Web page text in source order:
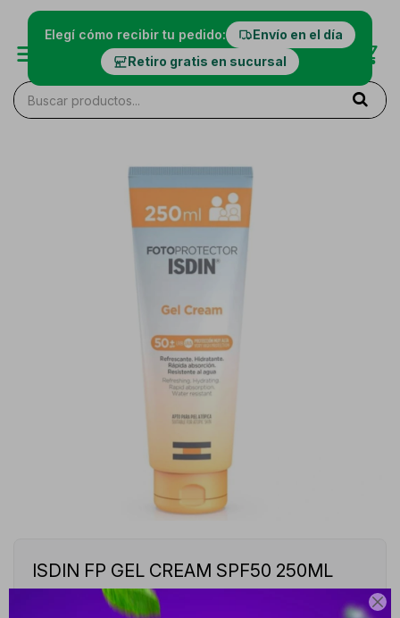

Elegí cómo recibir tu pedido:
Envío en el día
Retiro gratis en sucursal
ISDIN FP GEL CREAM SPF50 250ML
10031933-10031933